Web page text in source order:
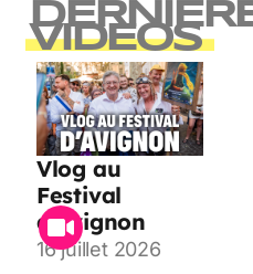
VIDEOS
Vlog au
Festival
d’Avignon
16 juillet 2026